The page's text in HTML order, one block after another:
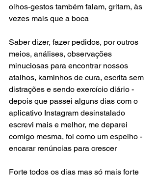
olhos-gestos também falam, gritam, às
vezes mais que a boca
Saber dizer, fazer pedidos, por outros
meios, análises, observações
minuciosas para encontrar nossos
atalhos, kaminhos de cura, escrita sem
distrações e sendo exercício diário -
depois que passei alguns dias com o
aplicativo Instagram desinstalado
escrevi mais e melhor, me deparei
comigo mesma, foi como um espelho -
encarar renúncias para crescer
Forte todos os dias mas só mais forte